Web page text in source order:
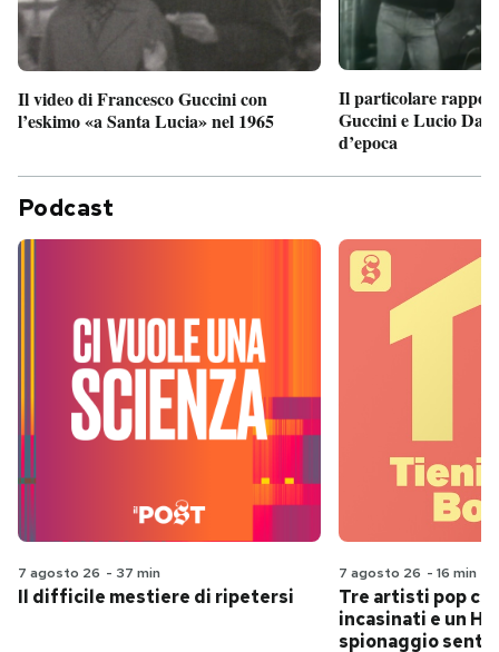
Il video di Francesco Guccini con
l’eskimo «a Santa Lucia» nel 1965
Il particolare
Guccini e Lucio
d’epoca
Podcast
7 agosto 26 - 37 min
Il difficile mestiere di ripetersi
7 agosto 26 - 16 min
Tre artisti pop
incasinati e un
spionaggio